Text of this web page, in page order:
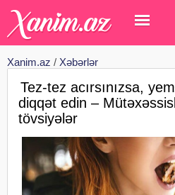
Xanim.az / Xəbərlər
Tez-tez acırsınızsa,
diqqət edin –
tövsiyələr